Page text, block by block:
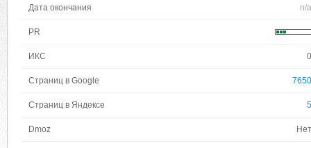
Дата окончания n/a
PR
ИКС 0
Страниц в Google 7650
Страниц в Яндексе 5
Dmoz Нет